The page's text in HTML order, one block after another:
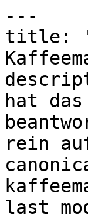
---
title:
hat
rein